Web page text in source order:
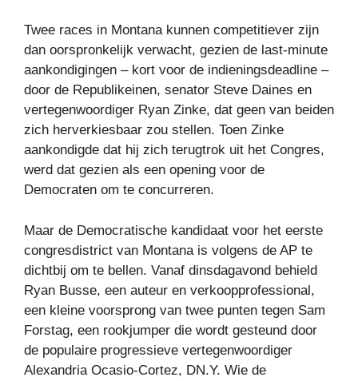
Twee races in Montana kunnen competitiever zijn
dan oorspronkelijk verwacht, gezien de last-minute
aankondigingen – kort voor de indieningsdeadline –
door de Republikeinen, senator Steve Daines en
vertegenwoordiger Ryan Zinke, dat geen van beiden
zich herverkiesbaar zou stellen. Toen Zinke
aankondigde dat hij zich terugtrok uit het Congres,
werd dat gezien als een opening voor de
Democraten om te concurreren.
Maar de Democratische kandidaat voor het eerste
congresdistrict van Montana is volgens de AP te
dichtbij om te bellen. Vanaf dinsdagavond behield
Ryan Busse, een auteur en verkoopprofessional,
een kleine voorsprong van twee punten tegen Sam
Forstag, een rookjumper die wordt gesteund door
de populaire progressieve vertegenwoordiger
Alexandria Ocasio-Cortez, DN.Y. Wie de